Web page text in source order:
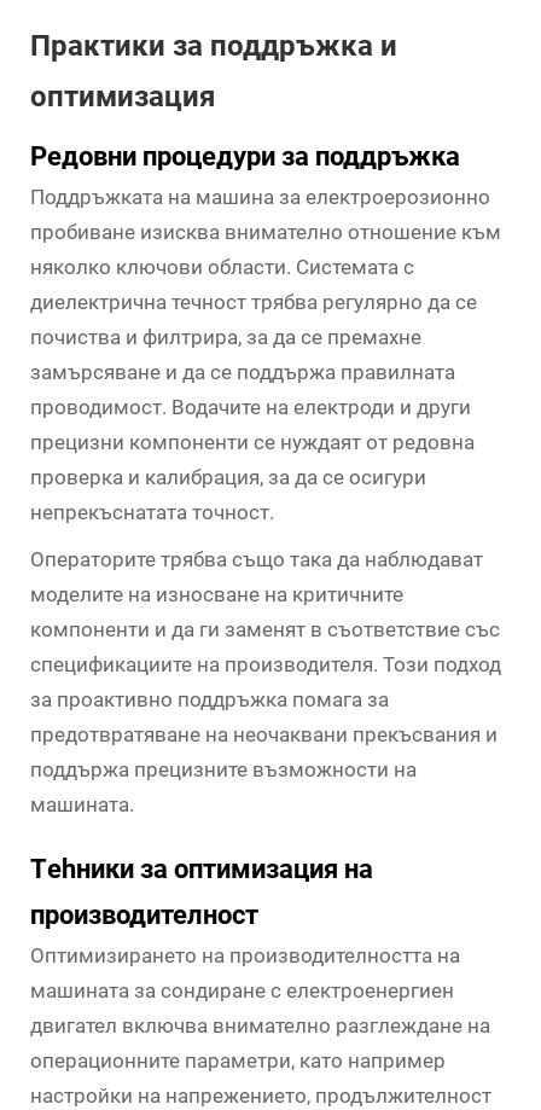
Практики за поддръжка и
оптимизация
Редовни процедури за поддръжка
Поддръжката на машина за електроерозионно
пробиване изисква внимателно отношение към
няколко ключови области. Системата с
диелектрична течност трябва регулярно да се
почиства и филтрира, за да се премахне
замърсяване и да се поддържа правилната
проводимост. Водачите на електроди и други
прецизни компоненти се нуждаят от редовна
проверка и калибрация, за да се осигури
непрекъснатата точност.
Операторите трябва също така да наблюдават
моделите на износване на критичните
компоненти и да ги заменят в съответствие със
спецификациите на производителя. Този подход
за проактивно поддръжка помага за
предотвратяване на неочаквани прекъсвания и
поддържа прецизните възможности на
машината.
Тehники за оптимизация на
производителност
Оптимизирането на производителността на
машината за сондиране с електроенергиен
двигател включва внимателно разглеждане на
операционните параметри, като например
настройки на напрежението, продължителност